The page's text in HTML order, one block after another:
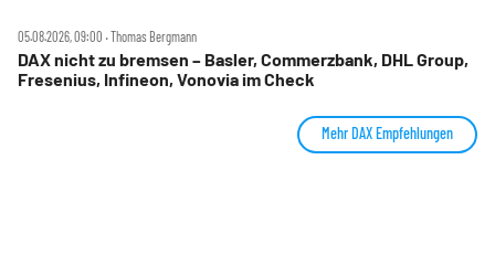
05.08.2026, 09:00 ‧ Thomas Bergmann
DAX nicht zu bremsen – Basler, Commerzbank, DHL Group,
Fresenius, Infineon, Vonovia im Check
Mehr DAX Empfehlungen